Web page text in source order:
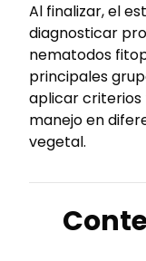
Al finalizar, el
diagnosticar
nematodos
principales
aplicar criterios
manejo en
vegetal.